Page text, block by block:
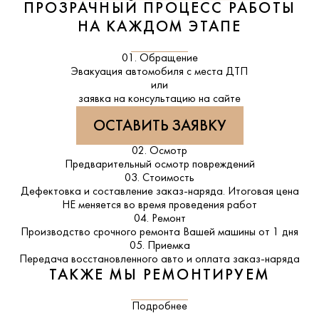
ПРОЗРАЧНЫЙ ПРОЦЕСС РАБОТЫ
НА КАЖДОМ ЭТАПЕ
01. Обращение
Эвакуация автомобиля с места ДТП
или
заявка на консультацию на сайте
ОСТАВИТЬ ЗАЯВКУ
02. Осмотр
Предварительный осмотр повреждений
03. Стоимость
Дефектовка и составление заказ-наряда. Итоговая цена
НЕ меняется во время проведения работ
04. Ремонт
Производство срочного ремонта Вашей машины от 1 дня
05. Приемка
Передача восстановленного авто и оплата заказ-наряда
ТАКЖЕ МЫ РЕМОНТИРУЕМ
Подробнее